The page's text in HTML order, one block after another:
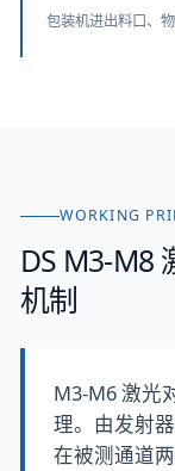
包装机进出料口、
WORKING
DS M3-M8
机制
M3-M6 激光
理。由发射
在被测通道